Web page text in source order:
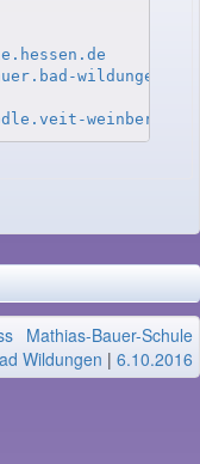
Mathias-Bauer-Schule
Wildungen | 6.10.2016